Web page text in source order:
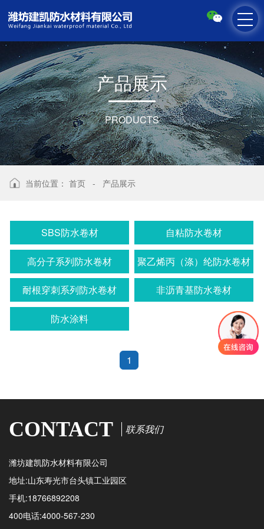
产品展示
PRODUCTS
当前位置： 首页 - 产品展示
SBS防水卷材 自粘防水卷材
高分子系列防水卷材 聚乙烯丙（涤）纶防水卷材
耐根穿刺系列防水卷材 非沥青基防水卷材
防水涂料
1
CONTACT 联系我们
潍坊建凯防水材料有限公司
地址:山东寿光市台头镇工业园区
手机:18766892208
400电话:4000-567-230